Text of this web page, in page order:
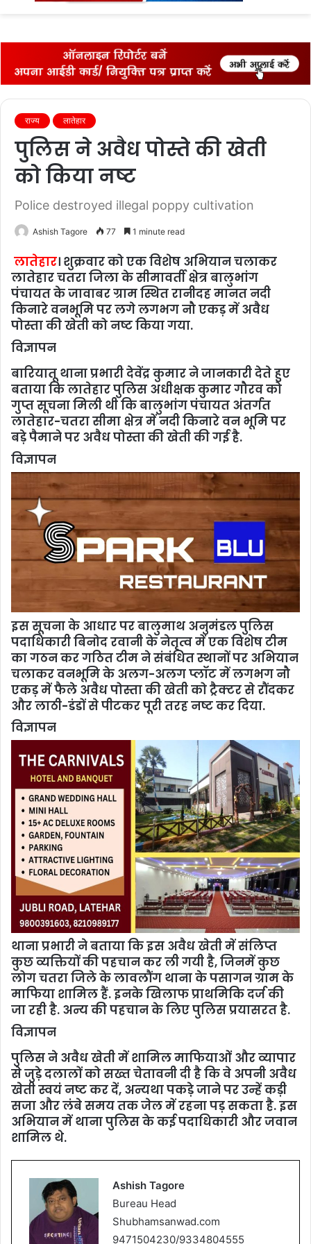
राज्‍य लातेहार
पुलिस ने अवैध पोस्ते की खेती
को किया नष्ट
Police destroyed illegal poppy cultivation
Ashish Tagore 77 1 minute read
लातेहार। शुक्रवार को एक विशेष अभियान चलाकर
लातेहार चतरा जिला के सीमावर्ती क्षेत्र बालुभांग
पंचायत के जावाबर ग्राम स्थित रानीदह मानत नदी
किनारे वनभूमि पर लगे लगभग नौ एकड़ में अवैध
पोस्ता की खेती को नष्ट किया गया.
विज्ञापन
बारियातू थाना प्रभारी देवेंद्र कुमार ने जानकारी देते हुए
बताया कि लातेहार पुलिस अधीक्षक कुमार गौरव को
गुप्त सूचना मिली थी कि बालुभांग पंचायत अंतर्गत
लातेहार-चतरा सीमा क्षेत्र में नदी किनारे वन भूमि पर
बड़े पैमाने पर अवैध पोस्ता की खेती की गई है.
विज्ञापन
इस सूचना के आधार पर बालुमाथ अनुमंडल पुलिस
पदाधिकारी बिनोद रवानी के नेतृत्व में एक विशेष टीम
का गठन कर गठित टीम ने संबंधित स्थानों पर अभियान
चलाकर वनभूमि के अलग-अलग प्लॉट में लगभग नौ
एकड़ में फैले अवैध पोस्ता की खेती को ट्रैक्टर से रौंदकर
और लाठी-डंडों से पीटकर पूरी तरह नष्ट कर दिया.
विज्ञापन
थाना प्रभारी ने बताया कि इस अवैध खेती में संलिप्त
कुछ व्यक्तियों की पहचान कर ली गयी है, जिनमें कुछ
लोग चतरा जिले के लावलौंग थाना के पसागन ग्राम के
माफिया शामिल हैं. इनके खिलाफ प्राथमिकि दर्ज की
जा रही है. अन्य की पहचान के लिए पुलिस प्रयासरत है.
विज्ञापन
पुलिस ने अवैध खेती में शामिल माफियाओं और व्यापार
से जुड़े दलालों को सख्त चेतावनी दी है कि वे अपनी अवैध
खेती स्वयं नष्ट कर दें, अन्यथा पकड़े जाने पर उन्हें कड़ी
सजा और लंबे समय तक जेल में रहना पड़ सकता है. इस
अभियान में थाना पुलिस के कई पदाधिकारी और जवान
शामिल थे.
Ashish Tagore
Bureau Head
Shubhamsanwad.com
9471504230/9334804555